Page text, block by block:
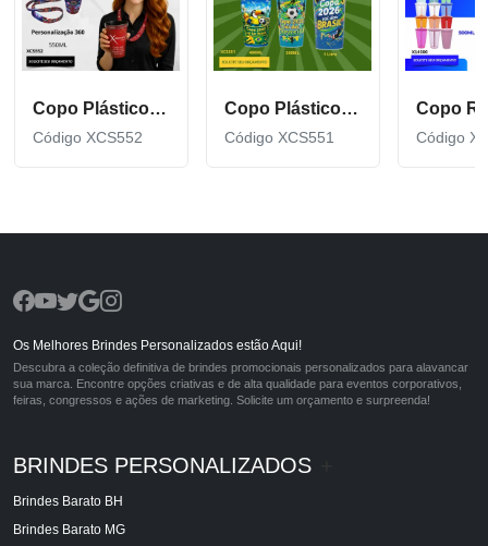
Copo Plástico de 550 ML com Tirante Personalizado XCS552
Código XCS552
Copo Plástico personalizado In Mold Label 360 XCS551
Código XCS551 Código
Os Melhores Brindes Personalizados estão Aqui!
Descubra a coleção definitiva de brindes promocionais personalizados para alavancar
sua marca. Encontre opções criativas e de alta qualidade para eventos corporativos,
feiras, congressos e ações de marketing. Solicite um orçamento e surpreenda!
BRINDES PERSONALIZADOS
Brindes Barato BH
Brindes Barato MG